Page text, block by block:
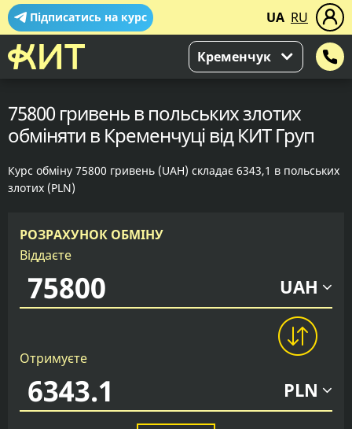
Підписатись на курс UA RU
Кременчук
75800 гривень в польських злотих
обміняти в Кременчуці від КИТ Груп
Курс обміну 75800 гривень (UAH) складає 6343,1 в польських
злотих (PLN)
РОЗРАХУНОК ОБМІНУ
Віддаєте
UAH
Отримуєте
PLN